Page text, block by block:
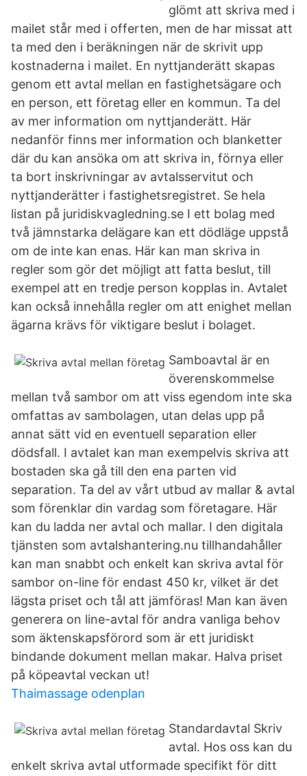
glömt att skriva med i
mailet står med i offerten, men de har missat att
ta med den i beräkningen när de skrivit upp
kostnaderna i mailet. En nyttjanderätt skapas
genom ett avtal mellan en fastighetsägare och
en person, ett företag eller en kommun. Ta del
av mer information om nyttjanderätt. Här
nedanför finns mer information och blanketter
där du kan ansöka om att skriva in, förnya eller
ta bort inskrivningar av avtalsservitut och
nyttjanderätter i fastighetsregistret. Se hela
listan på juridiskvagledning.se I ett bolag med
två jämnstarka delägare kan ett dödläge uppstå
om de inte kan enas. Här kan man skriva in
regler som gör det möjligt att fatta beslut, till
exempel att en tredje person kopplas in. Avtalet
kan också innehålla regler om att enighet mellan
ägarna krävs för viktigare beslut i bolaget.
Samboavtal är en
överenskommelse
mellan två sambor om att viss egendom inte ska
omfattas av sambolagen, utan delas upp på
annat sätt vid en eventuell separation eller
dödsfall. I avtalet kan man exempelvis skriva att
bostaden ska gå till den ena parten vid
separation. Ta del av vårt utbud av mallar & avtal
som förenklar din vardag som företagare. Här
kan du ladda ner avtal och mallar. I den digitala
tjänsten som avtalshantering.nu tillhandahåller
kan man snabbt och enkelt kan skriva avtal för
sambor on-line för endast 450 kr, vilket är det
lägsta priset och tål att jämföras! Man kan även
generera on line-avtal för andra vanliga behov
som äktenskapsförord som är ett juridiskt
bindande dokument mellan makar. Halva priset
på köpeavtal veckan ut!
Thaimassage odenplan
Standardavtal Skriv
avtal. Hos oss kan du
enkelt skriva avtal utformade specifikt för ditt